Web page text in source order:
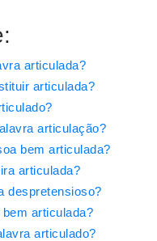
articulada?
articulada?
articulação?
bem articulada?
articulada?
despretensioso?
articulada?
articulado?